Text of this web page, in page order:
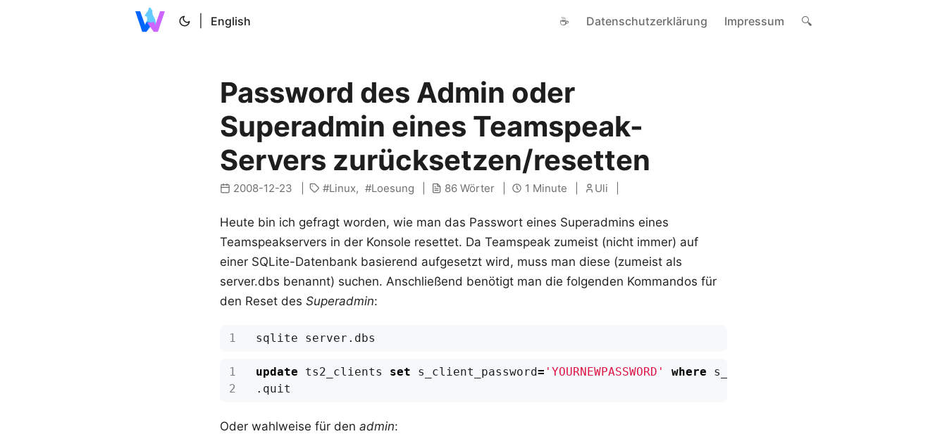
English ☕ Datenschutzerklärung Impressum 🔍
Password des Admin oder
Superadmin eines Teamspeak-
Servers zurücksetzen/resetten
2008-12-23 Linux Loesung 86 Wörter 1 Minute Uli
Heute bin ich gefragt worden, wie man das Passwort eines Superadmins eines
Teamspeakservers in der Konsole resettet. Da Teamspeak zumeist (nicht immer) auf
einer SQLite-Datenbank basierend aufgesetzt wird, muss man diese (zumeist als
server.dbs benannt) suchen. Anschließend benötigt man die folgenden Kommandos für
den Reset des Superadmin:
update ts2_clients set s_client_password= 'YOURNEWPASSWORD' where s_client_name
. quit
Oder wahlweise für den admin: